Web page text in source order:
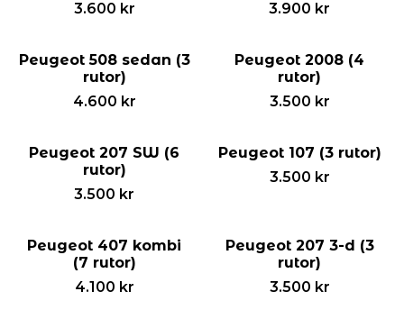
3.600 kr 3.900 kr
Peugeot 508 sedan (3
rutor)
4.600 kr
Peugeot 2008 (4
rutor)
3.500 kr
Peugeot 207 SW (6
rutor)
3.500 kr
Peugeot 107 (3 rutor)
3.500 kr
Peugeot 407 kombi
(7 rutor)
4.100 kr
Peugeot 207 3-d (3
rutor)
3.500 kr